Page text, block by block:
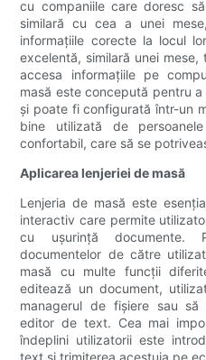
cu companiile care doresc
similară cu cea a unei
informațiile corecte la locul
excelentă, similară unei
accesa informațiile pe
masă este concepută pentru
și poate fi configurată într-un
bine utilizată de
confortabil, care să se
Aplicarea lenjeriei de masă
Lenjeria de masă este
interactiv care permite
cu ușurință documente.
documentelor de către
masă cu multe funcții
editează un document,
managerul de fișiere sau să
editor de text. Cea mai
îndeplini utilizatorii este